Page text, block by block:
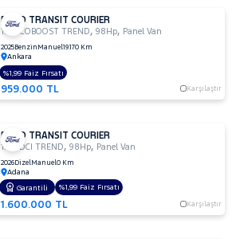
FORD TRANSIT COURIER
1.0 ECOBOOST TREND,98Hp, Panel Van
2025Benzin Manuel19.170 Km
Ankara
959.000 TL Karşılaştır
%1,99 Faiz Fırsatı
FORD TRANSIT COURIER
1.5 TDCI TREND,98Hp, Panel Van
2026DizelManuel0 Km
Adana
1.600.000 TL Karşılaştır
Garantili %1,99 Faiz Fırsatı